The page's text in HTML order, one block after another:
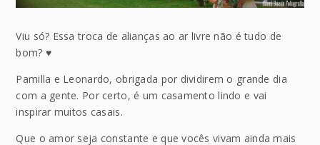
Viu só? Essa troca de alianças ao ar livre não é tudo de
bom? ♥
Pamilla e Leonardo, obrigada por dividirem o grande dia
com a gente. Por certo, é um casamento lindo e vai
inspirar muitos casais.
Que o amor seja constante e que vocês vivam ainda mais